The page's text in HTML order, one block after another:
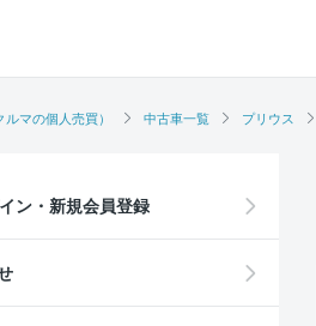
マの個人売買） 中古車一覧 プリウス
ン・新規会員登録